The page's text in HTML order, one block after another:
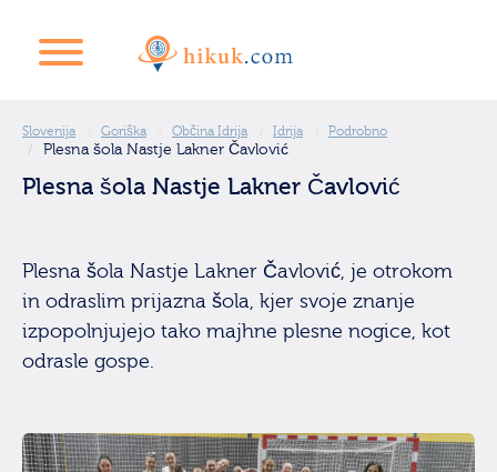
Slovenija Goriška Občina Idrija Idrija Podrobno
Plesna šola Nastje Lakner Čavlović
Plesna šola Nastje Lakner Čavlović
Plesna šola Nastje Lakner Čavlović, je otrokom
in odraslim prijazna šola, kjer svoje znanje
izpopolnjujejo tako majhne plesne nogice, kot
odrasle gospe.